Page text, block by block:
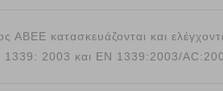
ΑΒΕΕ κατασκευάζονται και
2003 και EN 1339:2003/